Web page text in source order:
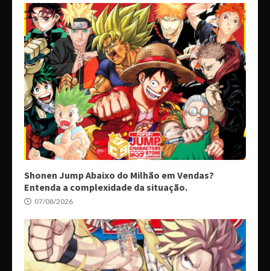
Shonen Jump Abaixo do Milhão em Vendas?
Entenda a complexidade da situação.
07/08/2026